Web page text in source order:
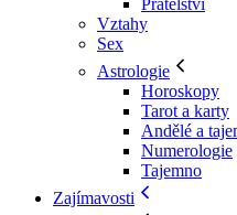
Přátelství
Vztahy
Sex
Astrologie
Horoskopy
Tarot a karty
Andělé a
Numerologie
Tajemno
Zajímavosti